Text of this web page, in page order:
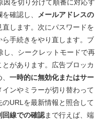
を切り分けて順番に対応す
確認し、
メールアドレスの
直します。次にパスワードを
手続きをやり直します。ブ
し、シークレットモードで再
があります。広告ブロッカ
一時的に無効化またはサー
ンやミラーが切り替わって
URLを最新情報と照合して
回線での確認まで行えば、端